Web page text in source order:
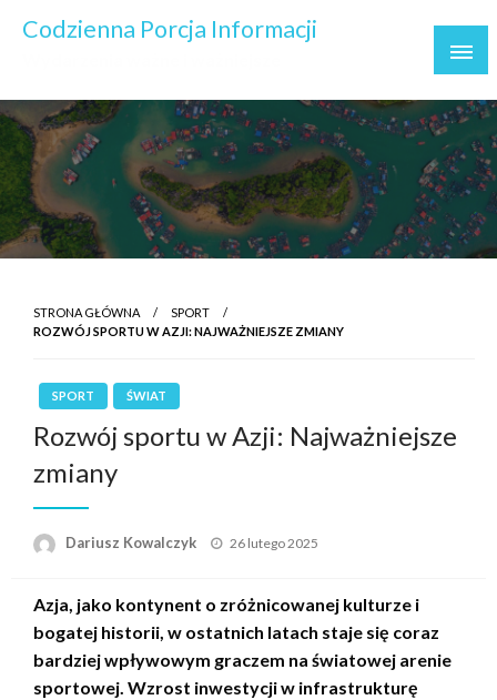
Codzienna Porcja Informacji
STRONA GŁÓWNA
SPORT
ROZWÓJ SPORTU W AZJI: NAJWAŻNIEJSZE ZMIANY
SPORT ŚWIAT
Rozwój sportu w Azji: Najważniejsze
zmiany
Dariusz Kowalczyk
Opublikowane
26 lutego 2025
Azja, jako kontynent o zróżnicowanej kulturze i
bogatej historii, w ostatnich latach staje się coraz
bardziej wpływowym graczem na światowej arenie
sportowej. Wzrost inwestycji w infrastrukturę